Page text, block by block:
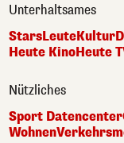
Unterhaltsames
StarsLeuteKultur
Heute KinoHeute
Nützliches
Sport Datencenter
Wohnen